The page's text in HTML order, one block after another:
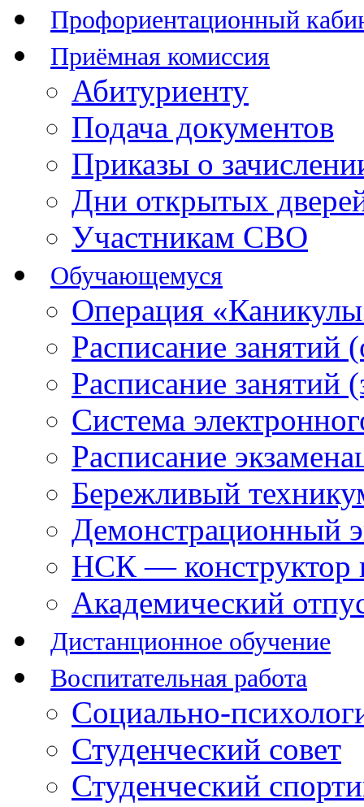
Профориентационный
Приёмная комиссия
Абитуриенту
Подача документов
Приказы о
Дни открытых
Участникам СВО
Обучающемуся
Операция
Расписание занятий
Расписание занятий
Система
Расписание
Бережливый
Демонстрационный
НСК — конструктор
Академический
Дистанционное обучение
Воспитательная работа
Социально-
Студенческий совет
Студенческий